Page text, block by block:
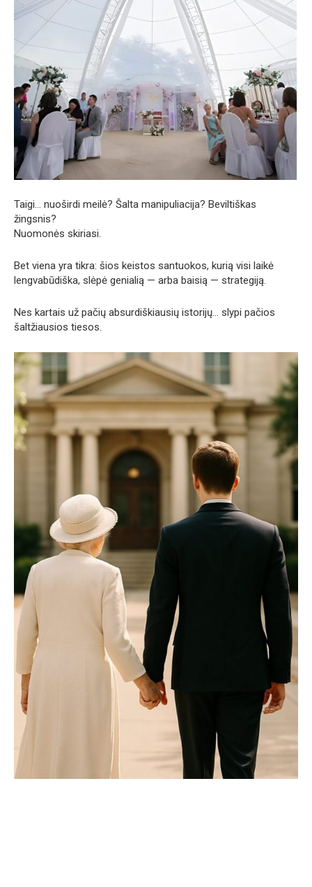
Taigi… nuoširdi meilė? Šalta manipuliacija? Beviltiškas
žingsnis?
Nuomonės skiriasi.
Bet viena yra tikra: šios keistos santuokos, kurią visi laikė
lengvabūdiška, slėpė genialią — arba baisią — strategiją.
Nes kartais už pačių absurdiškiausių istorijų… slypi pačios
šaltžiausios tiesos.